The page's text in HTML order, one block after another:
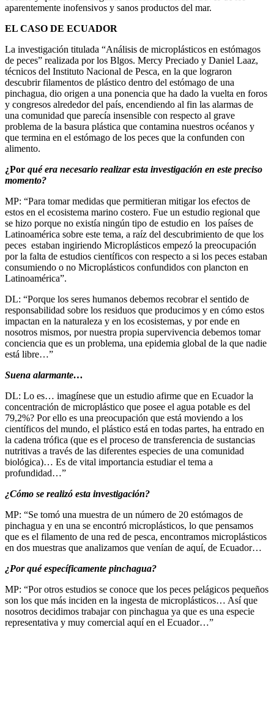
aparentemente inofensivos y sanos productos del mar.
EL CASO DE ECUADOR
La investigación titulada “Análisis de microplásticos en estómagos
de peces” realizada por los Blgos. Mercy Preciado y Daniel Laaz,
técnicos del Instituto Nacional de Pesca, en la que lograron
descubrir filamentos de plástico dentro del estómago de una
pinchagua, dio origen a una ponencia que ha dado la vuelta en foros
y congresos alrededor del país, encendiendo al fin las alarmas de
una comunidad que parecía insensible con respecto al grave
problema de la basura plástica que contamina nuestros océanos y
que termina en el estómago de los peces que la confunden con
alimento.
¿Por qué era necesario realizar esta investigación en este preciso
momento?
MP: “Para tomar medidas que permitieran mitigar los efectos de
estos en el ecosistema marino costero. Fue un estudio regional que
se hizo porque no existía ningún tipo de estudio en los países de
Latinoamérica sobre este tema, a raíz del descubrimiento de que los
peces estaban ingiriendo Microplásticos empezó la preocupación
por la falta de estudios científicos con respecto a si los peces estaban
consumiendo o no Microplásticos confundidos con plancton en
Latinoamérica”.
DL: “Porque los seres humanos debemos recobrar el sentido de
responsabilidad sobre los residuos que producimos y en cómo estos
impactan en la naturaleza y en los ecosistemas, y por ende en
nosotros mismos, por nuestra propia supervivencia debemos tomar
conciencia que es un problema, una epidemia global de la que nadie
está libre…”
Suena alarmante…
DL: Lo es… imagínese que un estudio afirme que en Ecuador la
concentración de microplástico que posee el agua potable es del
79,2%? Por ello es una preocupación que está moviendo a los
científicos del mundo, el plástico está en todas partes, ha entrado en
la cadena trófica (que es el proceso de transferencia de sustancias
nutritivas a través de las diferentes especies de una comunidad
biológica)… Es de vital importancia estudiar el tema a
profundidad…”
¿Cómo se realizó esta investigación?
MP: “Se tomó una muestra de un número de 20 estómagos de
pinchagua y en una se encontró microplásticos, lo que pensamos
que es el filamento de una red de pesca, encontramos microplásticos
en dos muestras que analizamos que venían de aquí, de Ecuador…
¿Por qué específicamente pinchagua?
MP: “Por otros estudios se conoce que los peces pelágicos pequeños
son los que más inciden en la ingesta de microplásticos… Así que
nosotros decidimos trabajar con pinchagua ya que es una especie
representativa y muy comercial aquí en el Ecuador…”